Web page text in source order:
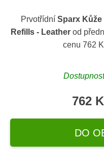
Prvotřídní Sparx
Refills - Leather od
cenu 762
762
DO